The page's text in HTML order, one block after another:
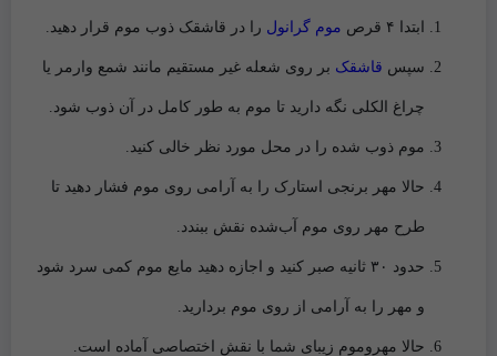
ابتدا ۴ قرص موم گرانول را در قاشقک ذوب موم قرار دهید.
سپس قاشقک بر روی شعله غیر مستقیم مانند شمع وارمر یا
چراغ الکلی نگه دارید تا موم به طور کامل در آن ذوب شود.
موم ذوب شده را در محل مورد نظر خالی کنید.
حالا مهر برنجی استارک را به آرامی روی موم فشار دهید تا
طرح مهر روی موم آب‌شده نقش ببندد.
حدود ۳۰ ثانیه صبر کنید و اجازه دهید مایع موم کمی سرد شود
و مهر را به آرامی از روی موم بردارید.
حالا مهروموم زیبای شما با نقش اختصاصی آماده است.